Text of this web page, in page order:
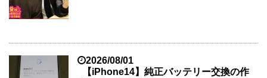
2026/08/01
【iPhone14】純正バッテリー交換の作